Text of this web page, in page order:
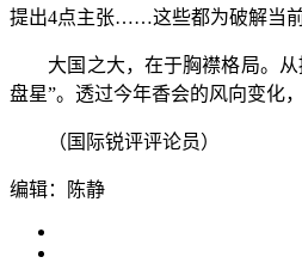
提出4点主张……这些都为破解当
大国之大，在于胸襟格局。从
盘星”。透过今年香会的风向变化
（国际锐评评论员）
编辑：陈静